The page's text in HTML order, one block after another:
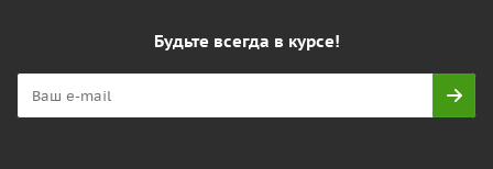
Будьте всегда в курсе!